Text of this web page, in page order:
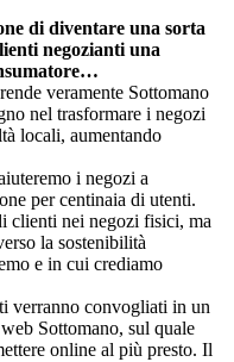
di diventare una sorta
negozianti una
veramente Sottomano
nel trasformare i negozi
locali, aumentando
i negozi a
per centinaia di utenti.
clienti nei negozi fisici, ma
la sostenibilità
e in cui crediamo
verranno convogliati in un
Sottomano, sul quale
online al più presto. Il